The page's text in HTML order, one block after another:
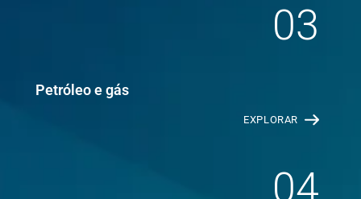
03
Petróleo e gás
EXPLORAR
04